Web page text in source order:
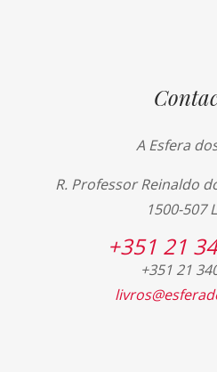
A Esfera
R. Professor Reinaldo
1500-507
+351 21
+351 21